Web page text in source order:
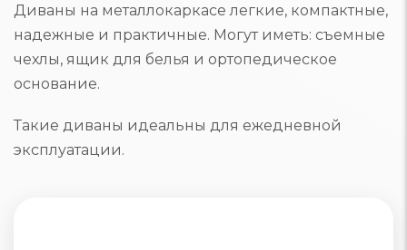
Диваны на металлокаркасе легкие, компактные,
надежные и практичные. Могут иметь: съемные
чехлы, ящик для белья и ортопедическое
основание.
Такие диваны идеальны для ежедневной
эксплуатации.